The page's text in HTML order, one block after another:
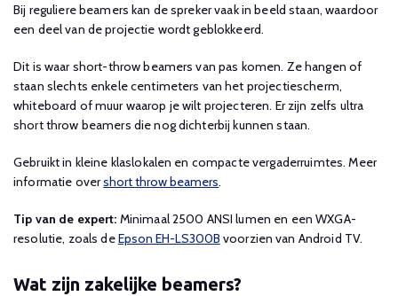
Bij reguliere beamers kan de spreker vaak in beeld staan, waardoor
een deel van de projectie wordt geblokkeerd.
Dit is waar short-throw beamers van pas komen. Ze hangen of
staan slechts enkele centimeters van het projectiescherm,
whiteboard of muur waarop je wilt projecteren. Er zijn zelfs ultra
short throw beamers die nog dichterbij kunnen staan.
Gebruikt in kleine klaslokalen en compacte vergaderruimtes. Meer
informatie overshort throw beamers.
Tip van de expert: Minimaal 2500 ANSI lumen en een WXGA-
resolutie, zoals deEpson EH-LS300B voorzien van Android TV.
Wat zijn zakelijke beamers?